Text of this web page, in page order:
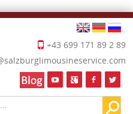
+43 699 171 89 2 89